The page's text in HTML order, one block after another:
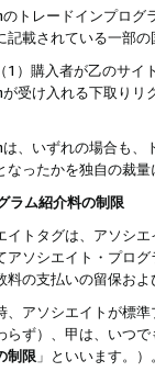
トレードインプログ
記載されている一部の
1）購入者が乙のサイ
受け入れる下取りリ
、いずれの場合も、
なったかを独自の裁量
ラム紹介料の制限
イトタグは、アソシ
アソシエイト・プロ
料の支払いの留保お
、アソシエイトが標
らず）、甲は、いつ
制限 」といいます。）。